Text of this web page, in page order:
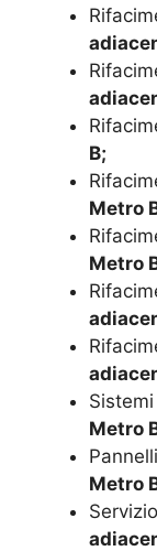
B;
Metro
Metro
Metro
Metro